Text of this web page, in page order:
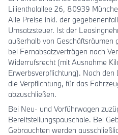
Lilienthalallee 26, 80939
Alle Preise inkl. der
Umsatzsteuer. Ist der
außerhalb von Geschäftsräumen
bei Fernabsatzverträgen nach
Widerrufsrecht (mit Ausnahme
Erwerbsverpflichtung). Nach
die Verpflichtung, für das
abzuschließen.
Bei Neu- und Vorführwagen
Bereitstellungspauschale. Bei
Gebrauchten werden